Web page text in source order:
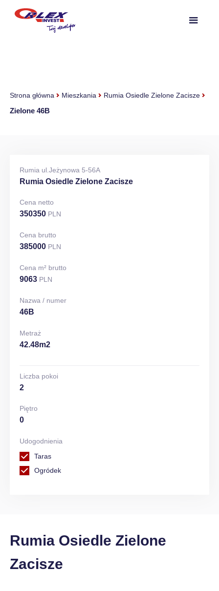
Strona główna Mieszkania Rumia Osiedle Zielone Zacisze
Zielone 46B
Rumia ul.Jeżynowa 5-56A
Rumia Osiedle Zielone Zacisze
Cena netto
350350 PLN
Cena brutto
385000 PLN
Cena m² brutto
9063 PLN
Nazwa / numer
46B
Metraż
42.48m2
Liczba pokoi
2
Piętro
0
Udogodnienia
Taras
Ogródek
Rumia Osiedle Zielone
Zacisze